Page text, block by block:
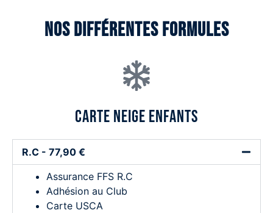
NOs différentes formules
carte neige enfants
R.C - 77,90 €
Assurance FFS R.C
Adhésion au Club
Carte USCA